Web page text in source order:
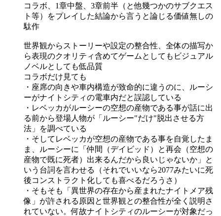
コラボ、1章中盤、3章前半（と他幾つかのサブクエス
ト等）をプレイした結論から言うと論じる価値無しの
駄作
世界観からストーリーや設定の整合性、全体の描写か
ら表現のクオリティ含めてゲームとしてもビジュアル
ノベルとしても低品質
コラボだけ見ても
・座席の向きや車内構造が致命的に違うのに、ルーシ
ーがナイトシティの電車内だと誤認している
・レベッカがルーシーの空想の産物である事が話に出
る前から登場人物が「ルーシー"だけ"脱出させる方
法」を調べている
・そしてレベッカが空想の産物である事を自覚したま
ま、ルーシーに「仲間（デイビッド）と再会（空想の
産物で既に死者）出来るんだから良いじゃないか」と
いう台詞を言わせる（それでいいなら2077みたいに死
後コンストラクト化しても喜べるだろうさ）
・そもそも「異世界の存在から産まれたナイトメア残
像」が許される原因と世界観との整合性が全く説明さ
れていない。何故ナイトシティのルーシーが対象だっ